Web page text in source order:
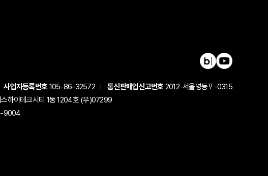
사업자등록번호105-86-32572 통신판매업신고번호2012-서울영등포-0315
하이테크시티 1동 1204호 (우)07299
9004